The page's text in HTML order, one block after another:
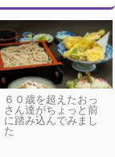
６０歳を超えたおっ
さん達がちょっと前
に踏み込んでみまし
た